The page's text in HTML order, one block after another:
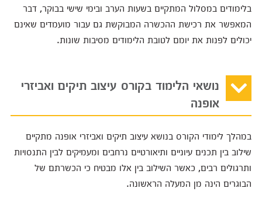
בלימודים במסלול המתקיים בשעות הערב ובימי שישי בבוקר, דבר
המאפשר את רכישת ההכשרה המבוקשת גם עבור מועמדים שאינם
יכולים לפנות את יומם לטובת הלימודים מסיבות שונות.
נושאי הלימוד בקורס עיצוב תיקים ואביזרי
אופנה
במהלך לימודי הקורס בנושא עיצוב תיקים ואביזרי אופנה מתקיים
שילוב בין תכנים עיוניים ותיאורטיים נרחבים ומעמיקים לבין התנסויות
ותרגולים רבים, כאשר השילוב בין אלו מבטיח כי הכשרתם של
הבוגרים הינה מן המעלה הראשונה.